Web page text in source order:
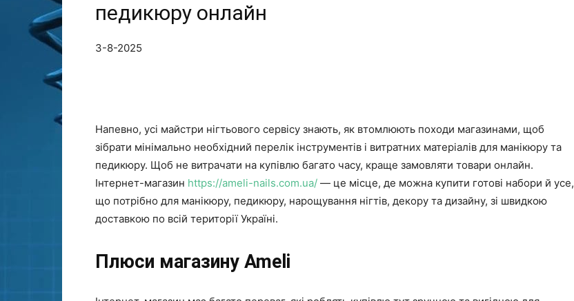
педикюру онлайн
3-8-2025
Напевно, усі майстри нігтьового сервісу знають, як втомлюють походи магазинами, щоб
зібрати мінімально необхідний перелік інструментів і витратних матеріалів для манікюру та
педикюру. Щоб не витрачати на купівлю багато часу, краще замовляти товари онлайн.
Інтернет-магазин https://ameli-nails.com.ua/ — це місце, де можна купити готові набори й усе,
що потрібно для манікюру, педикюру, нарощування нігтів, декору та дизайну, зі швидкою
доставкою по всій території Україні.
Плюси магазину Ameli